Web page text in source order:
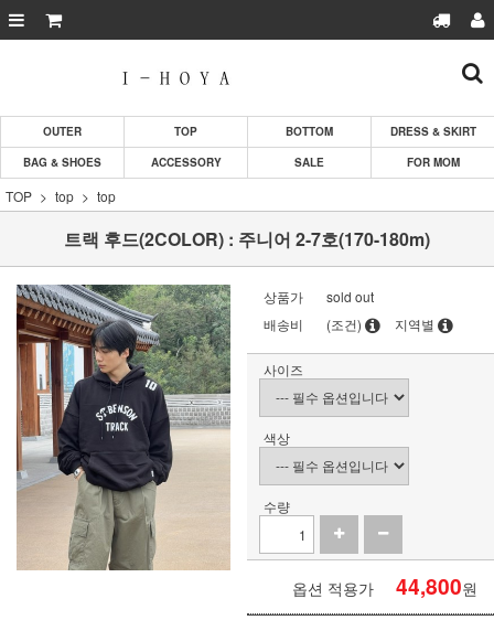
OUTER TOP BOTTOM
DRESS & SKIRT
BAG & SHOES
ACCESSORY SALE FOR MOM
TOP top top
트랙 후드(2COLOR) : 주니어 2-7호(170-180m)
상품가
sold out
배송비
(조건) 지역별
사이즈
색상
수량
옵션 적용가 44,800원